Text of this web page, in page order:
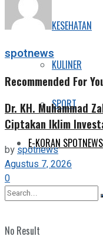
KESEHATAN
KULINER
SPORT
E-KORAN SPOTNEWS
No Result
spotnews
Recommended For
Dr. KH. Muhammad
Ciptakan Iklim
byspotnews
Agustus 7, 2026
0